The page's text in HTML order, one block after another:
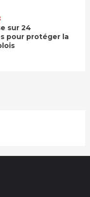
sur 24
pour protéger la